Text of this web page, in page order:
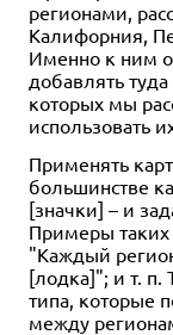
регионами,
Калифорния,
Именно к ним
добавлять
которых мы
использовать
Применять
большинстве
[значки] – и
Примеры таких
"Каждый
[лодка]"; и т. п.
типа, которые
между